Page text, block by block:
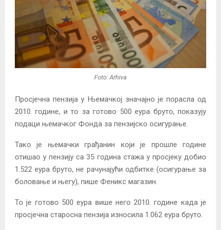
Foto: Arhiva
Просјечна пензија у Њемачкој значајно је порасла од
2010. године, и то за готово 500 еура бруто, показују
подаци њемачког Фонда за пензијско осигурање.
Тако је њемачки грађанин који је прошле године
отишао у пензију са 35 година стажа у просјеку добио
1.522 еура бруто, не рачунајући одбитке (осигурање за
боловање и његу), пише Феникс магазин.
То је готово 500 еура више него 2010. године када је
просјечна старосна пензија износила 1.062 еура бруто.